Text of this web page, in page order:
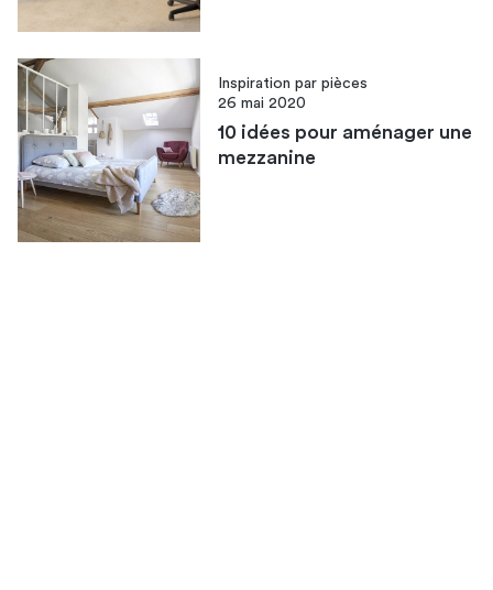
Inspiration par pièces
26 mai 2020
10 idées pour aménager une
mezzanine